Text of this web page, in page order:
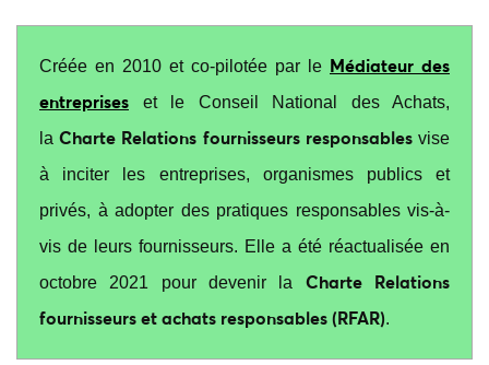
Créée en 2010 et co-pilotée par le Médiateur des
entreprises et le Conseil National des Achats,
laCharte Relations fournisseurs responsablesvise
à inciter les entreprises, organismes publics et
privés, à adopter des pratiques responsables vis-à-
vis de leurs fournisseurs. Elle a été réactualisée en
octobre 2021 pour devenir la Charte Relations
fournisseurs et achats responsables (RFAR).